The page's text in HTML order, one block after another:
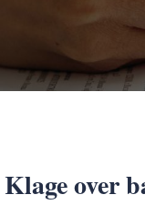
Klage over